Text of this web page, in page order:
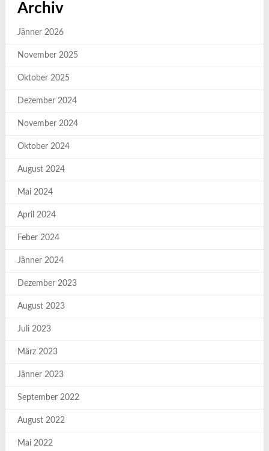
Archiv
Jänner 2026
November 2025
Oktober 2025
Dezember 2024
November 2024
Oktober 2024
August 2024
Mai 2024
April 2024
Feber 2024
Jänner 2024
Dezember 2023
August 2023
Juli 2023
März 2023
Jänner 2023
September 2022
August 2022
Mai 2022